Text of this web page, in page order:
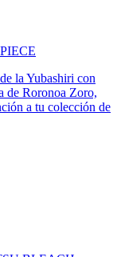
la Yubashiri con
de Roronoa Zoro,
a tu colección de